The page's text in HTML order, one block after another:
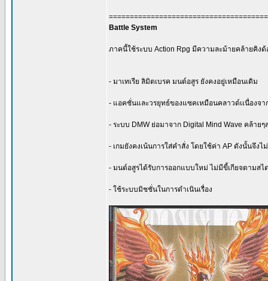
Battle System
ภาคนี้ใช้ระบบ Action Rpg มีความละม้ายคล้ายคิง
- มาเทเรีย ลิมิตเบรค มนต์อสูร ยังคงอยู่เหมือนเดิม
- แอคชั่นและวรยุทธ์ของแซคเหมือนคลาวด์เเนื่องจ
- ระบบ DMW ย่อมาจาก Digital Mind Wave คล้า
- เกมยังคงเน้นการใส่คำสั่ง โดยใช้ค่า AP ดังนั้นจึ
- มนต์อสูรได้รับการออกแบบใหม่ ไม่มีขี้เกียจตามสไ
- ใช้ระบบมิชชั่นในการดำเนินเรื่อง